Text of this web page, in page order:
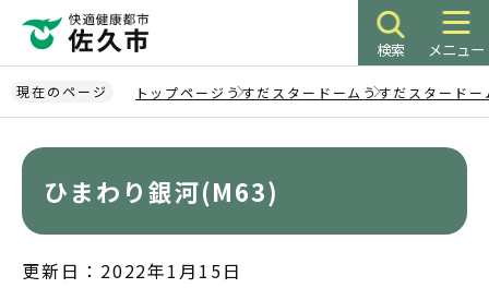
ペ
ー
ジ
検索 メニュー
現在のページ トップページ うすだスタードーム うすだスタード
ひまわり銀河(M63)
更新日：2022年1月15日